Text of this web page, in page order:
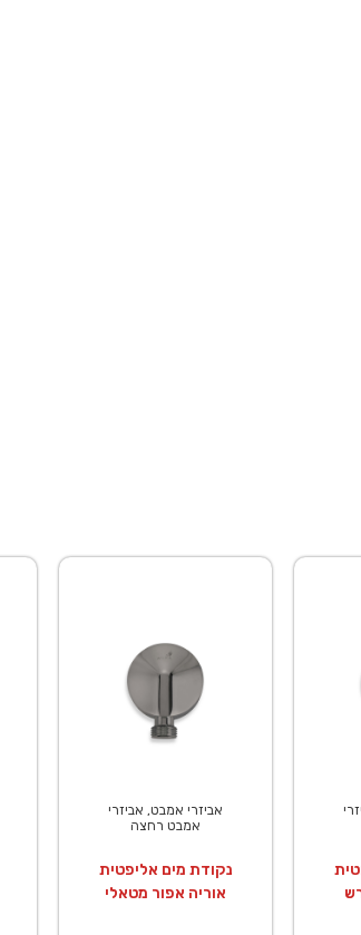
אביזרי אמבט, אביזרי
אמבט רחצה
נקודת מים אליפטית
אוריה אפור מטאלי